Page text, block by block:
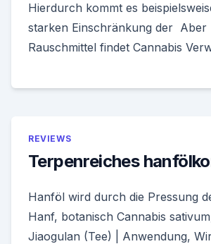
Hierdurch kommt es
starken Einschränkung der Aber
Rauschmittel findet Cannabis
REVIEWS
Terpenreiches
Hanföl wird durch die Pressung
Hanf, botanisch Cannabis
Jiaogulan (Tee) | Anwendung,